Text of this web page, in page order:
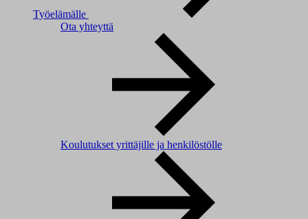
Työelämälle
Ota yhteyttä
Koulutukset yrittäjille ja henkilöstölle